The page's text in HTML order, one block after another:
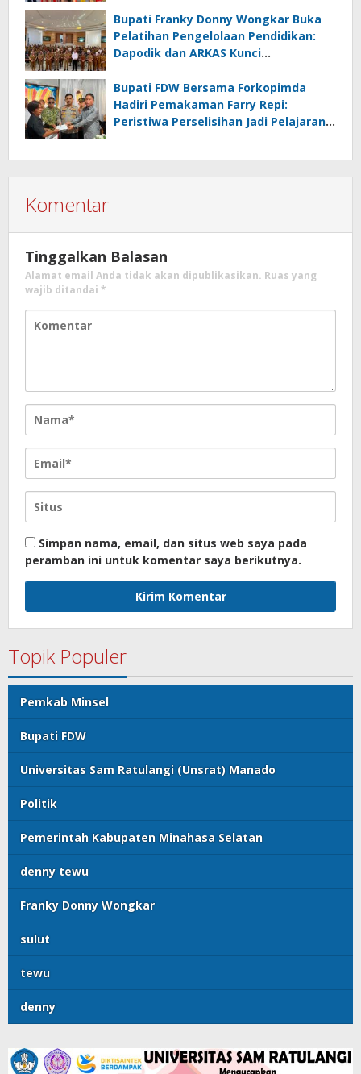
Bupati Franky Donny Wongkar Buka
Pelatihan Pengelolaan Pendidikan:
Dapodik dan ARKAS Kunci
Minahasa Selatan
Bupati FDW Bersama Forkopimda
Hadiri Pemakaman Farry Repi:
Peristiwa Perselisihan Jadi Pelajaran,
Komentar
Tinggalkan Balasan
Alamat email Anda tidak akan dipublikasikan. Ruas yang
wajib ditandai *
Simpan nama, email, dan situs web saya pada
peramban ini untuk komentar saya berikutnya.
Topik Populer
Pemkab Minsel
Bupati FDW
Universitas Sam Ratulangi (Unsrat) Manado
Politik
Pemerintah Kabupaten Minahasa Selatan
denny tewu
Franky Donny Wongkar
sulut
tewu
denny